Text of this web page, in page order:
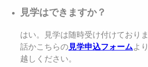
見学はできますか？
はい。見学は随時受け付けており
話かこちらの見学申込フォームよ
越しください。